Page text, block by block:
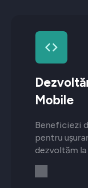
Mobile
Beneficiezi
pentru
dezvoltăm